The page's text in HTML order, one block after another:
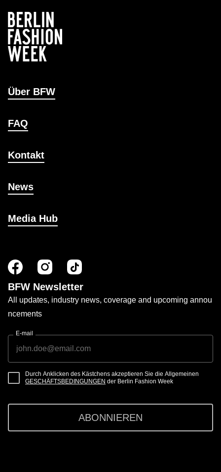
Über BFW
FAQ
Kontakt
News
Media Hub
BFW Newsletter
All updates, industry news, coverage and upcoming annou
ncements
E-mail
Durch Anklicken des Kästchens akzeptieren Sie die Allgemeinen
GESCHÄFTSBEDINGUNGEN der Berlin Fashion Week
ABONNIEREN